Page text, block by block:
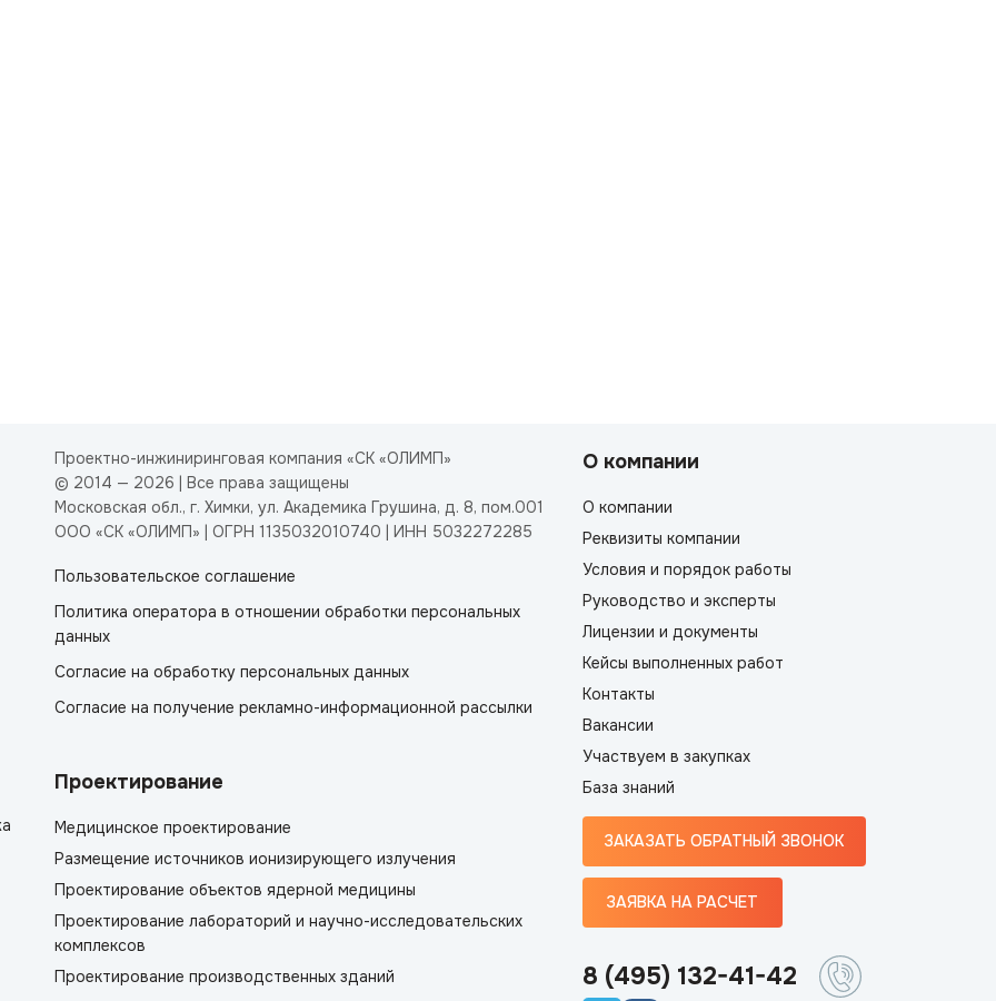
Проектно-инжиниринговая компания «СК «ОЛИМП»
© 2014 — 2026 | Все права защищены
Московская обл., г. Химки, ул. Академика Грушина, д. 8, пом.001
ООО «СК «ОЛИМП» | ОГРН 1135032010740 | ИНН 5032272285
Пользовательское соглашение
Политика оператора в отношении обработки персональных
данных
Согласие на обработку персональных данных
Согласие на получение рекламно-информационной рассылки
Проектирование
Медицинское проектирование
Размещение источников ионизирующего излучения
Проектирование объектов ядерной медицины
Проектирование лабораторий и научно-исследовательских
комплексов
Проектирование производственных зданий
О компании
О компании
Реквизиты компании
Условия и порядок работы
Руководство и эксперты
Лицензии и документы
Кейсы выполненных работ
Контакты
Вакансии
Участвуем в закупках
База знаний
ЗАКАЗАТЬ ОБРАТНЫЙ ЗВОНОК
ЗАЯВКА НА РАСЧЕТ
8 (495) 132-41-42